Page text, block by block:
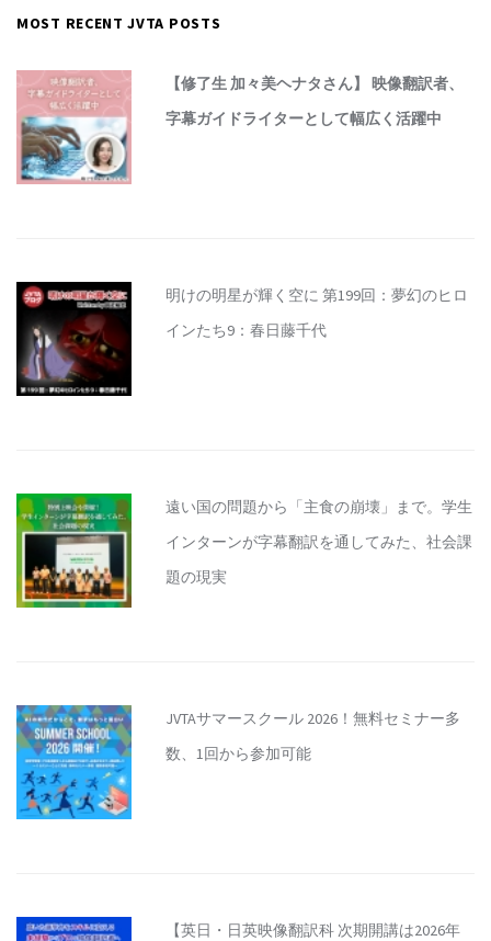
MOST RECENT JVTA POSTS
【修了生 加々美ヘナタさん】 映像翻訳者、
字幕ガイドライターとして幅広く活躍中
明けの明星が輝く空に 第199回：夢幻のヒロ
インたち9：春日藤千代
遠い国の問題から「主食の崩壊」まで。学生
インターンが字幕翻訳を通してみた、社会課
題の現実
JVTAサマースクール 2026！無料セミナー多
数、1回から参加可能
【英日・日英映像翻訳科 次期開講は2026年